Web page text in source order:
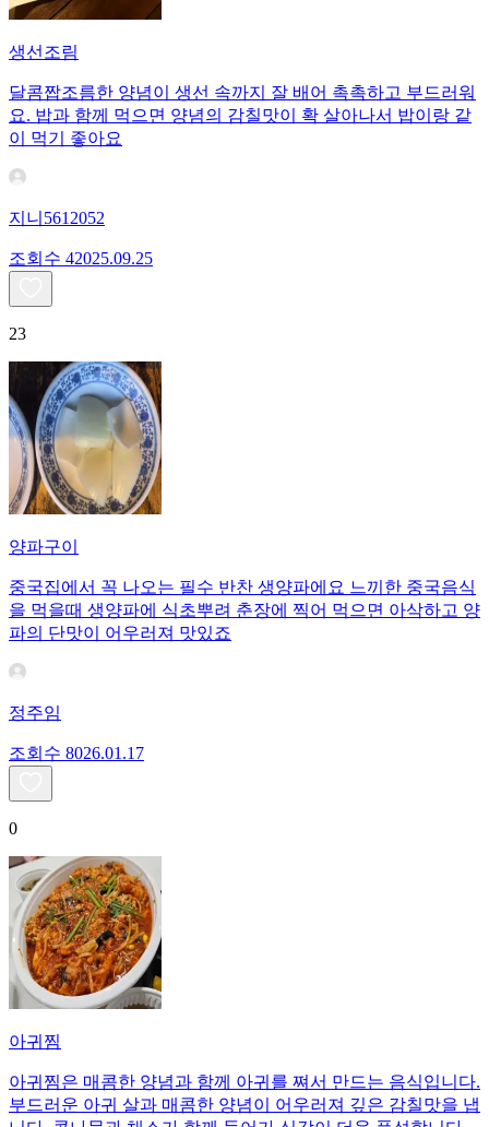
생선조림
달콤짭조름한 양념이 생선 속까지 잘 배어 촉촉하고 부드러워
요. 밥과 함께 먹으면 양념의 감칠맛이 확 살아나서 밥이랑 같
이 먹기 좋아요
지니5612052
조회수 42025.09.25
23
양파구이
중국집에서 꼭 나오는 필수 반찬 생양파에요 느끼한 중국음식
을 먹을때 생양파에 식초뿌려 춘장에 찍어 먹으면 아삭하고 양
파의 단맛이 어우러져 맛있죠
정주임
조회수 8026.01.17
0
아귀찜
아귀찜은 매콤한 양념과 함께 아귀를 쪄서 만드는 음식입니다.
부드러운 아귀 살과 매콤한 양념이 어우러져 깊은 감칠맛을 냅